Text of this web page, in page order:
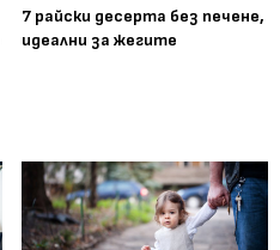
7 райски десерта без печене,
идеални за жегите